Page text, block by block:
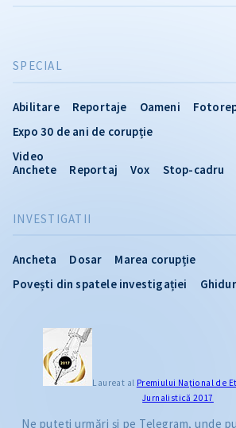
INVESTIGATII
Ancheta Dosar
Marea corupție
Povești din spatele investigației
SPECIAL
Abilitare Reportaje Oameni
Expo 30 de ani de corupție
Video
Anchete
Reportaj Vox Stop-cadru
Laureat al Premiului Naţional de
Jurnalistică 2017
Ne puteți urmări și pe Telegram, unde